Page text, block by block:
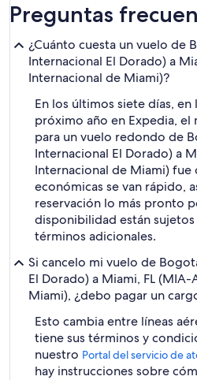
Preguntas
¿Cuánto cuesta un vuelo de
Internacional El Dorado) a
Internacional de Miami)?
En los últimos siete días,
próximo año en Expedia,
para un vuelo redondo de
Internacional El Dorado) a
Internacional de Miami) fue
económicas se van rápido,
reservación lo más pronto
disponibilidad están
términos adicionales.
Si cancelo mi vuelo de
El Dorado) a Miami, FL
Miami), ¿debo pagar un
Esto cambia entre líneas
tiene sus términos y
nuestro Portal del servicio de
hay instrucciones sobre